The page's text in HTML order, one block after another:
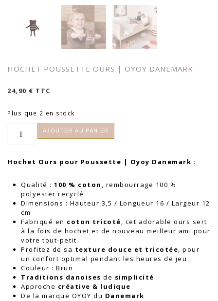
HOCHET POUSSETTE OURS | OYOY DANEMARK
24,90 € TTC
Plus que 2 en stock
Ours
Oyoy
Danemark
AJOUTER AU PANIER
Hochet Ours pour Poussette | Oyoy Danemark :
Qualité : 100 % coton , rembourrage 100 %
polyester recyclé
Dimensions : Hauteur 3,5 / Longueur 16 / Largeur 12
cm
Fabriqué en coton tricoté, cet adorable ours sert
à la fois de hochet et de nouveau meilleur ami pour
votre tout-petit
Profitez de sa texture douce et tricotée, pour
un confort optimal pendant les heures de jeu
Couleur : Brun
Traditions danoises de simplicité
Approche créative & ludique
De la marque OYOY du Danemark